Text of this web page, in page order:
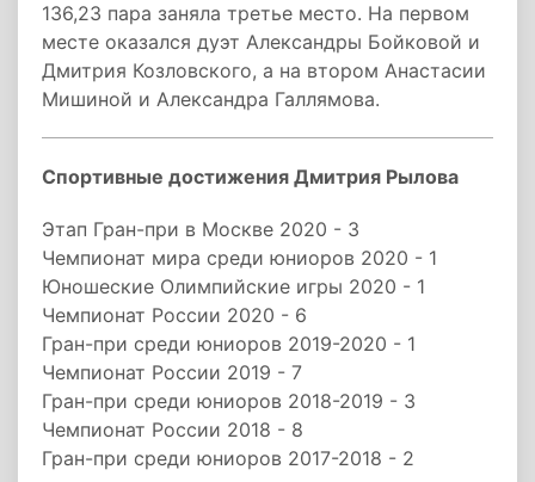
136,23 пара заняла третье место. На первом
месте оказался дуэт Александры Бойковой и
Дмитрия Козловского, а на втором Анастасии
Мишиной и Александра Галлямова.
Спортивные достижения Дмитрия Рылова
Этап Гран-при в Москве 2020 - 3
Чемпионат мира среди юниоров 2020 - 1
Юношеские Олимпийские игры 2020 - 1
Чемпионат России 2020 - 6
Гран-при среди юниоров 2019-2020 - 1
Чемпионат России 2019 - 7
Гран-при среди юниоров 2018-2019 - 3
Чемпионат России 2018 - 8
Гран-при среди юниоров 2017-2018 - 2